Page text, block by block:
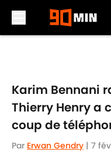
Karim Bennani
Thierry Henry a
coup de
Par Erwan Gendry | 7